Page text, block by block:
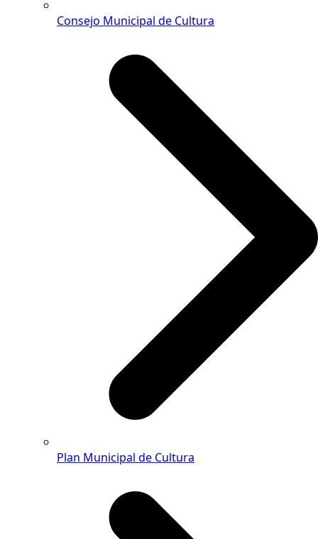
Consejo Municipal de Cultura
Plan Municipal de Cultura